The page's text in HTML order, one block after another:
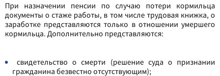
При назначении пенсии по случаю потери кормильца
документы о стаже работы, в том числе трудовая книжка, о
заработке представляются только в отношении умершего
кормильца. Дополнительно представляются:
свидетельство о смерти (решение суда о признании
гражданина безвестно отсутствующим);